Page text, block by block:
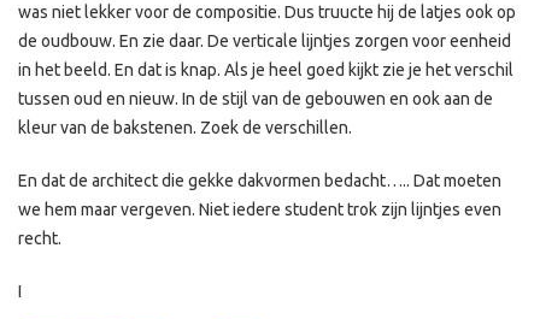
was niet lekker voor de compositie. Dus truucte hij de latjes ook op
de oudbouw. En zie daar. De verticale lijntjes zorgen voor eenheid
in het beeld. En dat is knap. Als je heel goed kijkt zie je het verschil
tussen oud en nieuw. In de stijl van de gebouwen en ook aan de
kleur van de bakstenen. Zoek de verschillen.
En dat de architect die gekke dakvormen bedacht….. Dat moeten
we hem maar vergeven. Niet iedere student trok zijn lijntjes even
recht.
I